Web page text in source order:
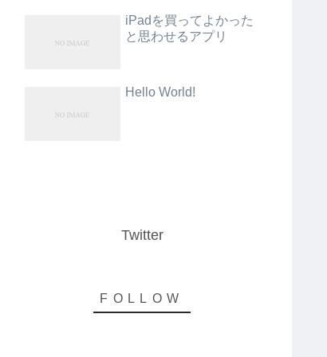
iPadを買ってよかった
と思わせるアプリ
Hello World!
Twitter